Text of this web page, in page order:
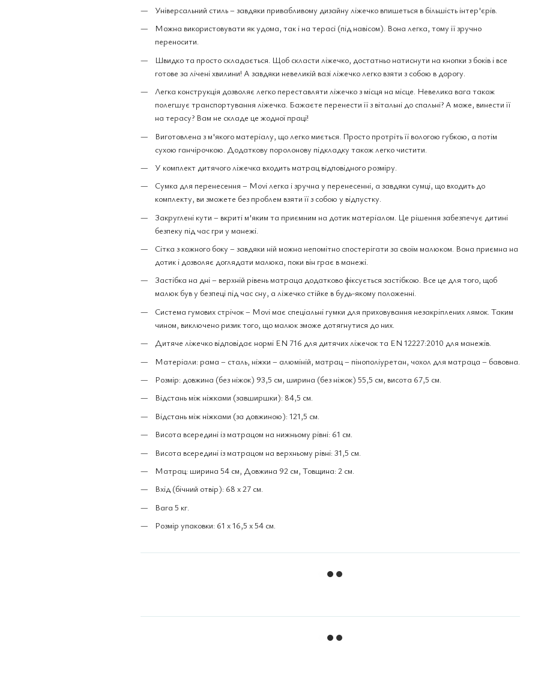
Універсальний стиль – завдяки привабливому дизайну ліжечко впишеться в більшість інтер'єрів.
Можна використовувати як удома, так і на терасі (під навісом). Вона легка, тому її зручно
переносити.
Швидко та просто складається. Щоб скласти ліжечко, достатньо натиснути на кнопки з боків і все
готове за лічені хвилини! А завдяки невеликій вазі ліжечко легко взяти з собою в дорогу.
Легка конструкція дозволяє легко переставляти ліжечко з місця на місце. Невелика вага також
полегшує транспортування ліжечка. Бажаєте перенести її з вітальні до спальні? А може, винести її
на терасу? Вам не складе це жодної праці!
Виготовлена ​​з м'якого матеріалу, що легко миється. Просто протріть її вологою губкою, а потім
сухою ганчірочкою. Додаткову поролонову підкладку також легко чистити.
У комплект дитячого ліжечка входить матрац відповідного розміру.
Сумка для перенесення – Movi легка і зручна у перенесенні, а завдяки сумці, що входить до
комплекту, ви зможете без проблем взяти її з собою у відпустку.
Закруглені кути – вкриті м'яким та приємним на дотик матеріалом. Це рішення забезпечує дитині
безпеку під час гри у манежі.
Сітка з кожного боку – завдяки ній можна непомітно спостерігати за своїм малюком. Вона приємна на
дотик і дозволяє доглядати малюка, поки він грає в манежі.
Застібка на дні – верхній рівень матраца додатково фіксується застібкою. Все це для того, щоб
малюк був у безпеці під час сну, а ліжечко стійке в будь-якому положенні.
Система гумових стрічок – Movi має спеціальні гумки для приховування незакріплених лямок. Таким
чином, виключено ризик того, що малюк зможе дотягнутися до них.
Дитяче ліжечко відповідає нормі EN 716 для дитячих ліжечок та EN 12227:2010 для манежів.
Матеріали: рама – сталь, ніжки – алюміній, матрац – пінополіуретан, чохол для матраца – бавовна.
Розмір: довжина (без ніжок) 93,5 см, ширина (без ніжок) 55,5 см, висота 67,5 см.
Відстань між ніжками (завширшки): 84,5 см.
Відстань між ніжками (за довжиною): 121,5 см.
Висота всередині із матрацом на нижньому рівні: 61 см.
Висота всередині із матрацом на верхньому рівні: 31,5 см.
Матрац: ширина 54 см, Довжина 92 см, Товщина: 2 см.
Вхід (бічний отвір): 68 x 27 см.
Вага 5 кг.
Розмір упаковки: 61 x 16,5 x 54 см.